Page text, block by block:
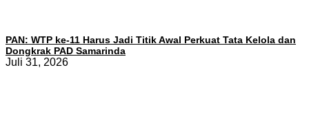
PAN: WTP ke-11 Harus Jadi Titik Awal Perkuat Tata Kelola dan
Dongkrak PAD Samarinda
Juli 31, 2026